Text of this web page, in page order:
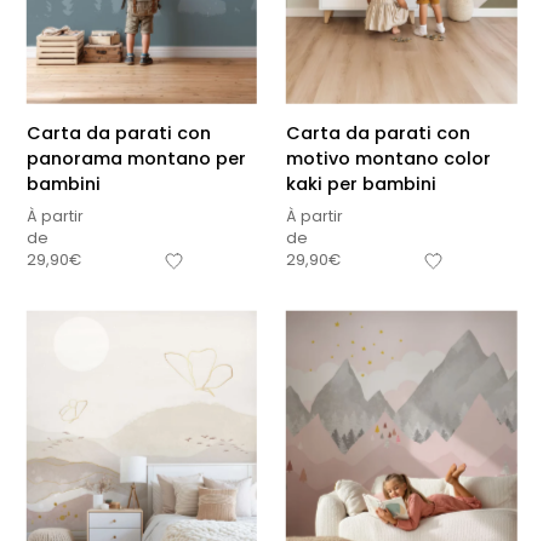
Carta da parati con
panorama montano per
bambini
À partir
de
29,90€
Carta da parati con
motivo montano color
kaki per bambini
À partir
de
29,90€